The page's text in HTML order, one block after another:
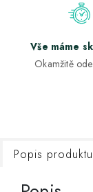
Vše máme
Okamžitě
Popis